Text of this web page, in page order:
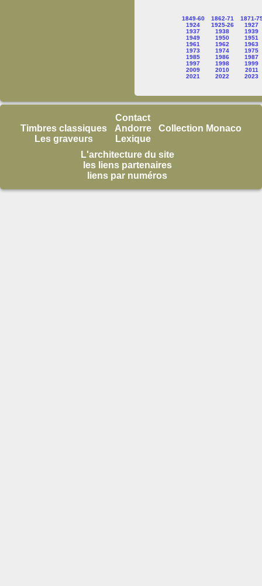
1849-60 1862-71
1871-
1924
1925-26
1927
1937
1938
1939
1949
1950
1951
1961
1962
1963
1973
1974
1975
1985
1986
1987
1997
1998
1999
2009
2010
2011
2021
2022 2023
Timbres classiques
Les graveurs
Contact
Andorre
Lexique
Collection Monaco
L'architecture du site
les liens partenaires
liens par numéros